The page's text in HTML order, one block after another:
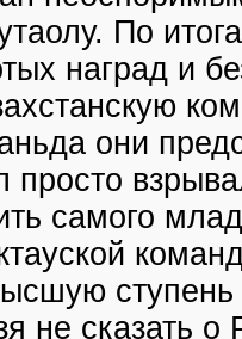
По
наград и
они
просто
самого
ступень
не сказать